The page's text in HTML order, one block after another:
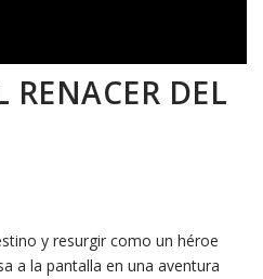
RENACER DEL
y resurgir como un héroe
a la pantalla en una aventura